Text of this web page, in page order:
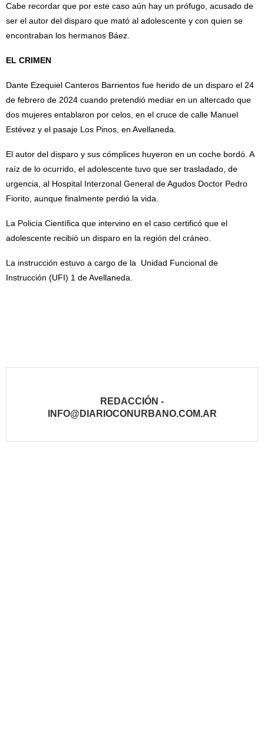
Cabe recordar que por este caso aún hay un prófugo, acusado de
ser el autor del disparo que mató al adolescente y con quien se
encontraban los hermanos Báez.
EL CRIMEN
Dante Ezequiel Canteros Barrientos fue herido de un disparo el 24
de febrero de 2024 cuando pretendió mediar en un altercado que
dos mujeres entablaron por celos, en el cruce de calle Manuel
Estévez y el pasaje Los Pinos, en Avellaneda.
El autor del disparo y sus cómplices huyeron en un coche bordó. A
raíz de lo ocurrido, el adolescente tuvo que ser trasladado, de
urgencia, al Hospital Interzonal General de Agudos Doctor Pedro
Fiorito, aunque finalmente perdió la vida.
La Policía Científica que intervino en el caso certificó que el
adolescente recibió un disparo en la región del cráneo.
La instrucción estuvo a cargo de la Unidad Funcional de
Instrucción (UFI) 1 de Avellaneda.
REDACCIÓN -
INFO@DIARIOCONURBANO.COM.AR